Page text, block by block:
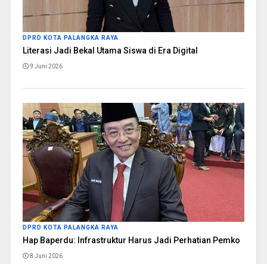
DPRD KOTA PALANGKA RAYA
Literasi Jadi Bekal Utama Siswa di Era Digital
9 Juni 2026
DPRD KOTA PALANGKA RAYA
Hap Baperdu: Infrastruktur Harus Jadi Perhatian Pemko
8 Juni 2026